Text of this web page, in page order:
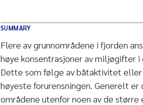
SUMMARY
Flere av grunnområdene i fjorden
høye konsentrasjoner av miljøgifter
Dette som følge av båtaktivitet
høyeste forurensningen. Generelt
områdene utenfor noen av de